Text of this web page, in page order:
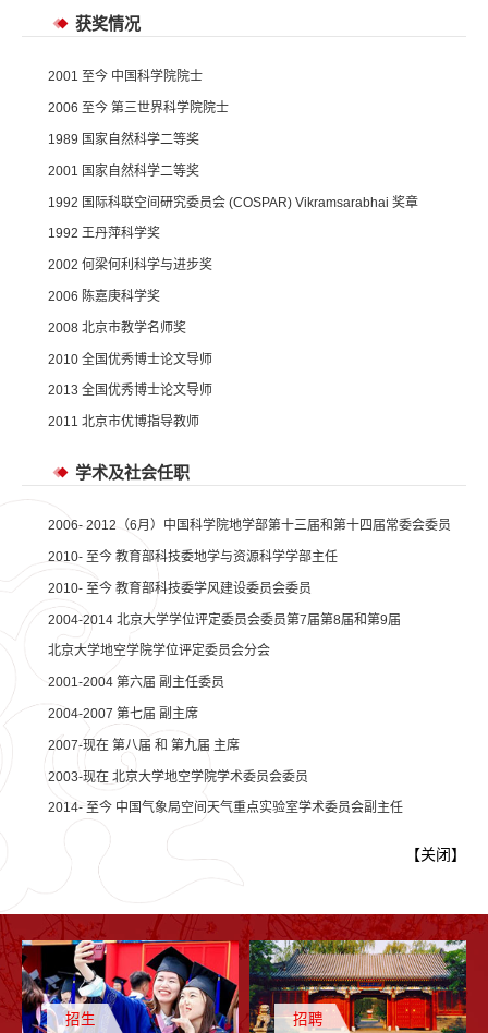
获奖情况
2001 至今 中国科学院院士
2006 至今 第三世界科学院院士
1989 国家自然科学二等奖
2001 国家自然科学二等奖
1992 国际科联空间研究委员会 (COSPAR) Vikramsarabhai 奖章
1992 王丹萍科学奖
2002 何梁何利科学与进步奖
2006 陈嘉庚科学奖
2008 北京市教学名师奖
2010 全国优秀博士论文导师
2013 全国优秀博士论文导师
2011 北京市优博指导教师
学术及社会任职
2006- 2012（6月）中国科学院地学部第十三届和第十四届常委会委员
2010- 至今 教育部科技委地学与资源科学学部主任
2010- 至今 教育部科技委学风建设委员会委员
2004-2014 北京大学学位评定委员会委员第7届第8届和第9届
北京大学地空学院学位评定委员会分会
2001-2004 第六届 副主任委员
2004-2007 第七届 副主席
2007-现在 第八届 和 第九届 主席
2003-现在 北京大学地空学院学术委员会委员
2014- 至今 中国气象局空间天气重点实验室学术委员会副主任
【关闭】
招生 招聘